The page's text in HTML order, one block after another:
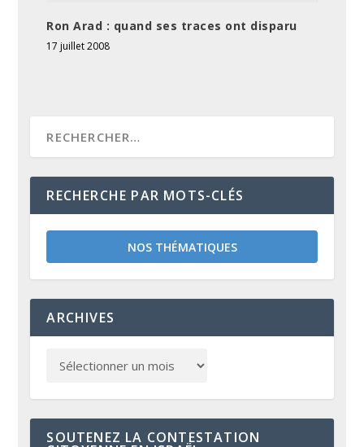
Ron Arad : quand ses traces ont disparu
17 juillet 2008
RECHERCHE PAR MOTS-CLÉS
NOS THÉMATIQUES
ARCHIVES
SOUTENEZ LA CONTESTATION